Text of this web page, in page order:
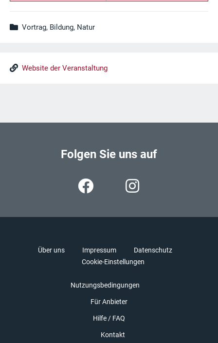
Vortrag, Bildung, Natur
Website der Veranstaltung
Folgen Sie uns auf
Über uns Impressum
Datenschutz
Cookie-Einstellungen
Nutzungsbedingungen
Für Anbieter
Hilfe / FAQ
Kontakt